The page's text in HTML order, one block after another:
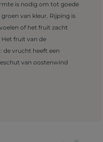
is nodig om tot goede
van kleur. Rijping is
of het fruit zacht
fruit van de
de vrucht heeft een
van oostenwind